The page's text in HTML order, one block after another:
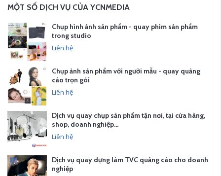
MỘT SỐ DỊCH VỤ CỦA YCNMEDIA
Chụp hình ảnh sản phẩm - quay phim sản phẩm
trong studio
Liên hệ
Chụp ảnh sản phẩm với người mẫu - quay quảng
cáo trọn gói
Liên hệ
Dịch vụ quay chụp sản phẩm tận nơi, tại cửa hàng,
shop, doanh nghiệp…
Liên hệ
Dịch vụ quay dựng làm TVC quảng cáo cho doanh
nghiệp